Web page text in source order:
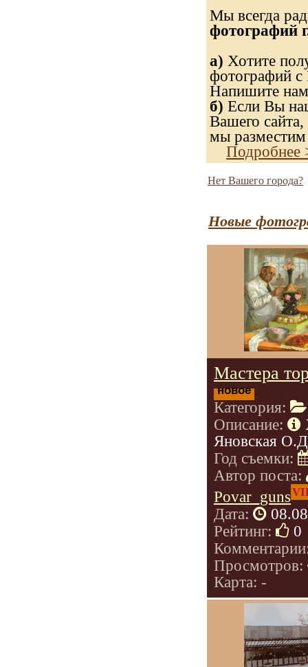
Мы всегда
фотографий
а) Хотите
фотографий с
Напишите
б) Если Вы
Вашего
мы разместим
Подробнее
Нет Вашего города?
Новые
Мастера
новое
Категория:
Описание:
Яновская
Год съемки:
Автор поста:
Povar_guns
Дата:
Рейтинг:
0
Просмотров:
Карта: -